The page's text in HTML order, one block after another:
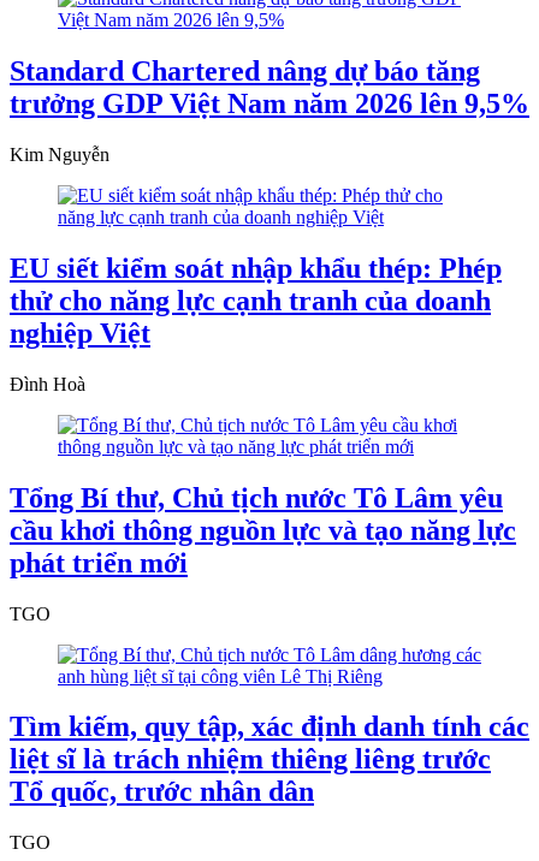
Standard Chartered nâng dự báo tăng
trưởng GDP Việt Nam năm 2026 lên 9,5%
Kim Nguyễn
EU siết kiểm soát nhập khẩu thép: Phép
thử cho năng lực cạnh tranh của doanh
nghiệp Việt
Đình Hoà
Tổng Bí thư, Chủ tịch nước Tô Lâm yêu
cầu khơi thông nguồn lực và tạo năng lực
phát triển mới
TGO
Tìm kiếm, quy tập, xác định danh tính các
liệt sĩ là trách nhiệm thiêng liêng trước
Tổ quốc, trước nhân dân
TGO